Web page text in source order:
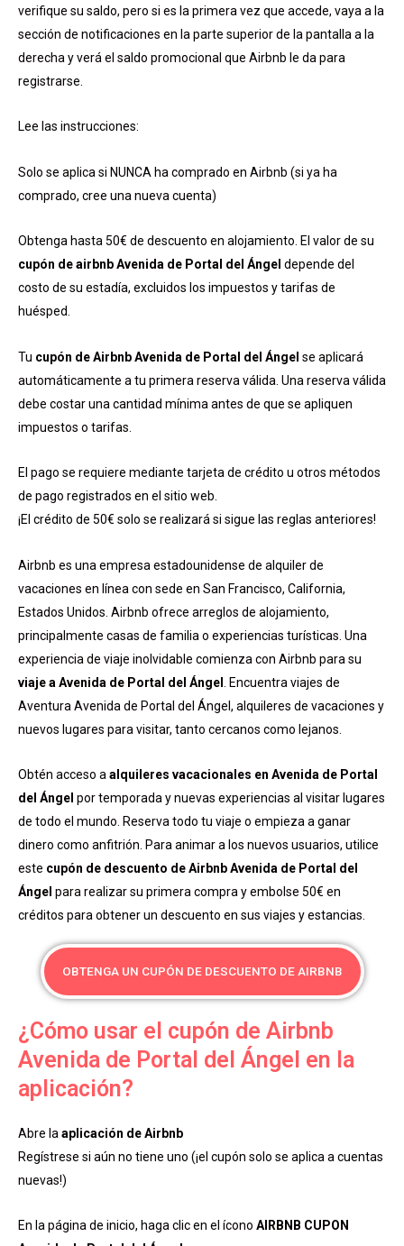
verifique su saldo, pero si es la primera vez que accede, vaya a la
sección de notificaciones en la parte superior de la pantalla a la
derecha y verá el saldo promocional que Airbnb le da para
registrarse.
Lee las instrucciones:
Solo se aplica si NUNCA ha comprado en Airbnb (si ya ha
comprado, cree una nueva cuenta)
Obtenga hasta 50€ de descuento en alojamiento. El valor de su
cupón de airbnb Avenida de Portal del Ángel depende del
costo de su estadía, excluidos los impuestos y tarifas de
huésped.
Tu cupón de Airbnb Avenida de Portal del Ángel se aplicará
automáticamente a tu primera reserva válida. Una reserva válida
debe costar una cantidad mínima antes de que se apliquen
impuestos o tarifas.
El pago se requiere mediante tarjeta de crédito u otros métodos
de pago registrados en el sitio web.
¡El crédito de 50€ solo se realizará si sigue las reglas anteriores!
Airbnb es una empresa estadounidense de alquiler de
vacaciones en línea con sede en San Francisco, California,
Estados Unidos. Airbnb ofrece arreglos de alojamiento,
principalmente casas de familia o experiencias turísticas. Una
experiencia de viaje inolvidable comienza con Airbnb para su
viaje a Avenida de Portal del Ángel . Encuentra viajes de
Aventura Avenida de Portal del Ángel, alquileres de vacaciones y
nuevos lugares para visitar, tanto cercanos como lejanos.
Obtén acceso a alquileres vacacionales en Avenida de Portal
del Ángel por temporada y nuevas experiencias al visitar lugares
de todo el mundo. Reserva todo tu viaje o empieza a ganar
dinero como anfitrión. Para animar a los nuevos usuarios, utilice
este cupón de descuento de Airbnb Avenida de Portal del
Ángel para realizar su primera compra y embolse 50€ en
créditos para obtener un descuento en sus viajes y estancias.
OBTENGA UN CUPÓN DE DESCUENTO DE AIRBNB
¿Cómo usar el cupón de Airbnb
Avenida de Portal del Ángel en la
aplicación?
Abre la aplicación de Airbnb
Regístrese si aún no tiene uno (¡el cupón solo se aplica a cuentas
nuevas!)
En la página de inicio, haga clic en el ícono AIRBNB CUPON